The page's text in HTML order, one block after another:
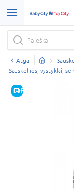
Atgal
Sauskelnės, vystyklai,
E-KAINA